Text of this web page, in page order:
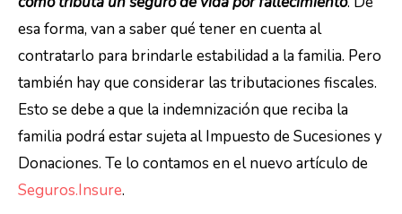
esa forma, van a saber qué tener en cuenta al
contratarlo para brindarle estabilidad a la familia. Pero
también hay que considerar las tributaciones fiscales.
Esto se debe a que la indemnización que reciba la
familia podrá estar sujeta al Impuesto de Sucesiones y
Donaciones. Te lo contamos en el nuevo artículo de
Seguros.Insure.